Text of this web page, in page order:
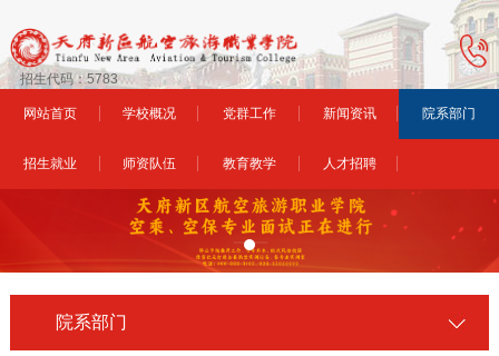
招生代码：5783
网站首页 学校概况 党群工作 新闻资讯 院系部门
招生就业 师资队伍 教育教学 人才招聘
院系部门